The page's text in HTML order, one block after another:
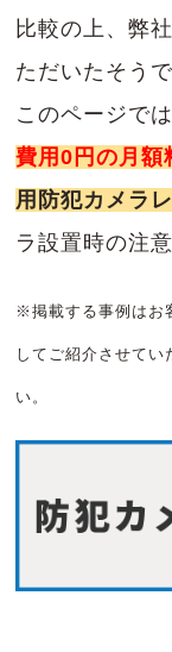
比較の上、弊
ただいたそうで
このページで
費用0円の月額
用防犯カメラ
ラ設置時の注
※掲載する事例はお
してご紹介させてい
い。